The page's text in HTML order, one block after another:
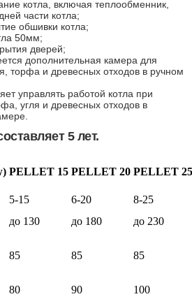
котла, включая теплообменник,
части котла;
обшивки котла;
50мм;
дверей;
дополнительная камера для
торфа и древесных отходов в ручном
управлять работой котла при
угля и древесных отходов в
5 лет.
PELLET 15 PELLET 20 PELLET 25
5-15 6-20
8-25
до 130 до 180
до 230
85 85 85
80 90
100